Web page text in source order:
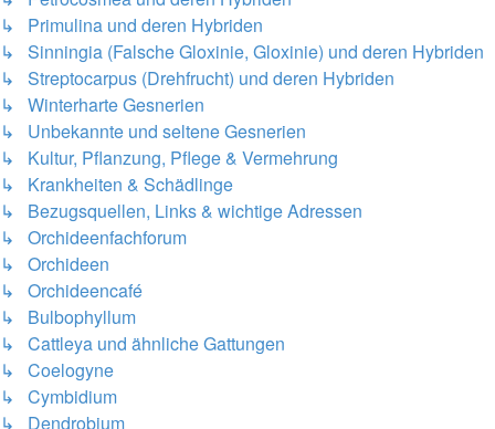
↳ Primulina und deren Hybriden
↳ Sinningia (Falsche Gloxinie, Gloxinie) und deren Hybriden
↳ Streptocarpus (Drehfrucht) und deren Hybriden
↳ Winterharte Gesnerien
↳ Unbekannte und seltene Gesnerien
↳ Kultur, Pflanzung, Pflege & Vermehrung
↳ Krankheiten & Schädlinge
↳ Bezugsquellen, Links & wichtige Adressen
↳ Orchideenfachforum
↳ Orchideen
↳ Orchideencafé
↳ Bulbophyllum
↳ Cattleya und ähnliche Gattungen
↳ Coelogyne
↳ Cymbidium
↳ Dendrobium